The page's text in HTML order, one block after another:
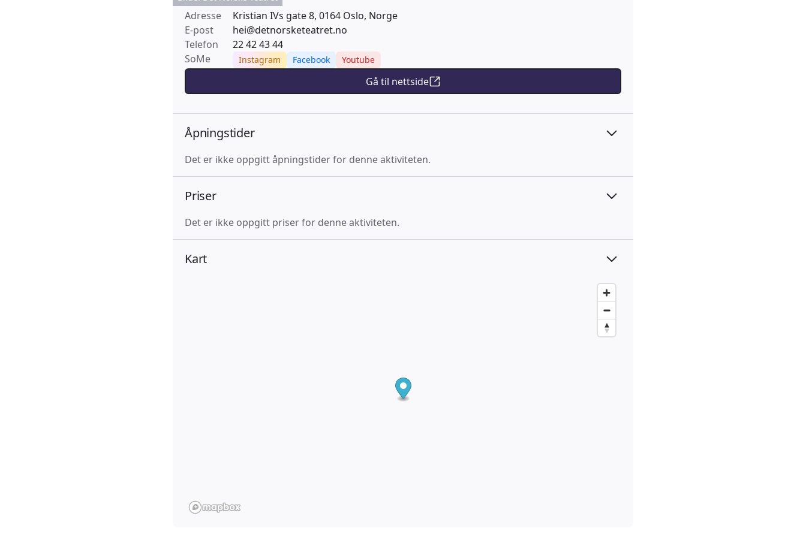
Adresse
Kristian IVs gate 8, 0164 Oslo, Norge
E-post
hei@detnorsketeatret.no
Telefon
22 42 43 44
SoMe
Instagram Facebook Youtube
Gå til nettside
Åpningstider
Det er ikke oppgitt åpningstider for denne aktiviteten.
Priser
Det er ikke oppgitt priser for denne aktiviteten.
Kart